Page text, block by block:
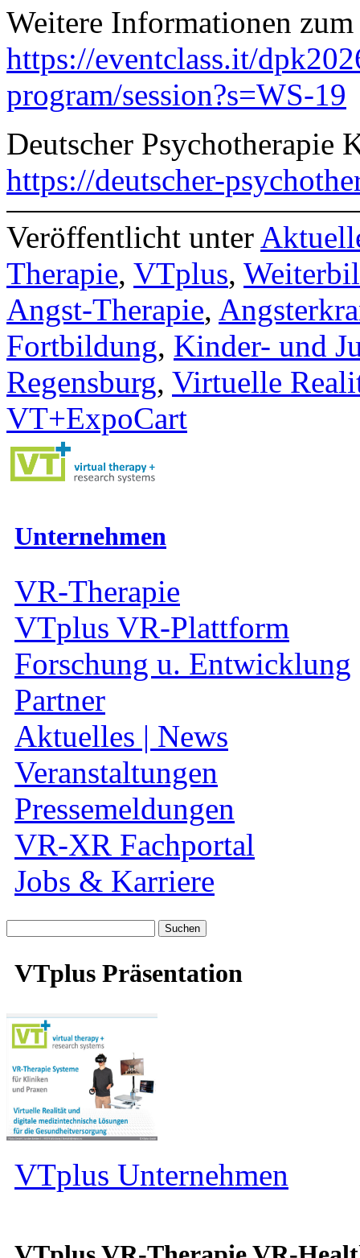
Weitere Informationen
https://eventclass.it/
program/session?s=WS-19
Deutscher Psychotherapie
https://deutscher-
Veröffentlicht unter
Therapie, VTplus,
Angst-Therapie,
Fortbildung, Kinder- und
Regensburg, Virtuelle
VT+ExpoCart
Unternehmen
VR-Therapie
VTplus VR-Plattform
Forschung u. Entwicklung
Partner
Aktuelles | News
Veranstaltungen
Pressemeldungen
VR-XR Fachportal
Jobs & Karriere
nach:
VTplus Präsentation
VTplus Unternehmen